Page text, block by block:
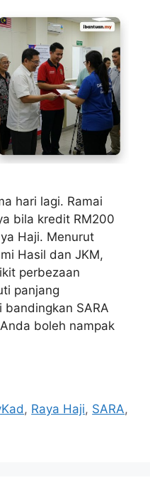
hari lagi. Ramai
bila kredit RM200
Haji. Menurut
Hasil dan JKM,
perbezaan
panjang
SARA
boleh nampak
, Raya Haji, SARA,